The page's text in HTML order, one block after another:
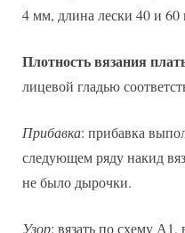
4 мм, длина лески 40 и 60
Плотность вязания
лицевой гладью
Прибавка: прибавка
следующем ряду накид
не было дырочки.
Узор: вязать по схему А1,